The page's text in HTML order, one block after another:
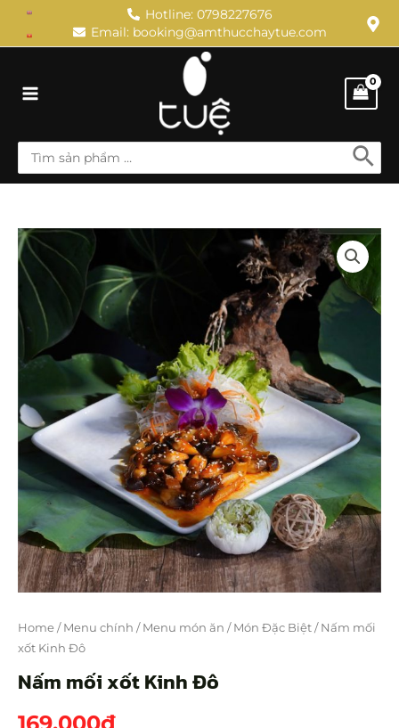
Hotline: 0798227676
Email: booking@amthucchaytue.com
Menu
Search
for:
Home / Menu chính / Menu món ăn / Món Đặc Biệt / Nấm mối
xốt Kinh Đô
Nấm mối xốt Kinh Đô
xốt
Kinh
Đô
quantity